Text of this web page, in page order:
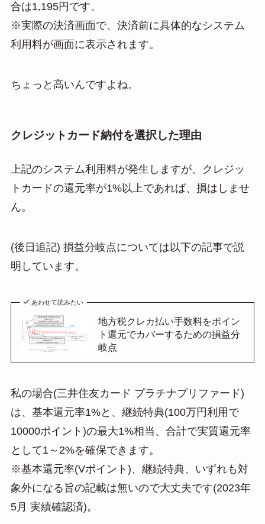
合は1,195円です。
※実際の決済画面で、決済前に具体的なシステム
利用料が画面に表示されます。
ちょっと高いんですよね。
クレジットカード納付を選択した理由
上記のシステム利用料が発生しますが、クレジッ
トカードの還元率が1%以上であれば、損はしませ
ん。
(後日追記) 損益分岐点については以下の記事で説
明しています。
あわせて読みたい
地方税クレカ払い手数料をポイン
ト還元でカバーするための損益分
岐点
私の場合(三井住友カード プラチナプリファード)
は、基本還元率1%と、継続特典(100万円利用で
10000ポイント)の最大1%相当、合計で実質還元率
として1～2%を確保できます。
※基本還元率(Vポイント)、継続特典、いずれも対
象外になる旨の記載は無いので大丈夫です(2023年
5月 実績確認済)。